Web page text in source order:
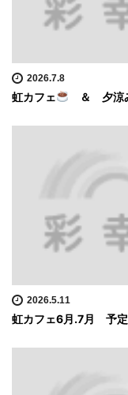
2026.7.8
虹カフェ ＆ 夕涼
2026.5.11
虹カフェ6月.7月 予